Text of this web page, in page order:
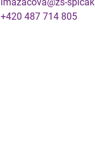
lmazacova@zs-
+420 487 714 805